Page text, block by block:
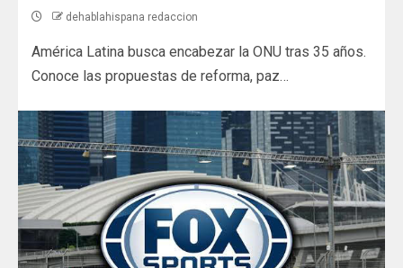
dehablahispana redaccion
América Latina busca encabezar la ONU tras 35 años.
Conoce las propuestas de reforma, paz…